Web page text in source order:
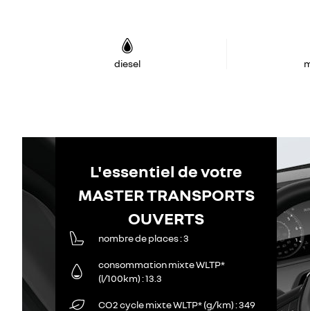
diesel
L'essentiel de votre
MASTER TRANSPORTS
OUVERTS
nombre de places 3
consommation mixte WLTP*
(l/100km) 13.3
CO2 cycle mixte WLTP* (g/km) 349